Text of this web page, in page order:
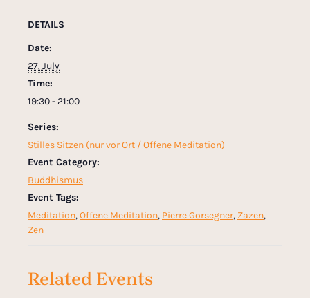
DETAILS
Date:
27. July
Time:
19:30 - 21:00
Series:
Stilles Sitzen (nur vor Ort / Offene Meditation)
Event Category:
Buddhismus
Event Tags:
Meditation,Offene Meditation, Pierre Gorsegner, Zazen,
Zen
Related Events